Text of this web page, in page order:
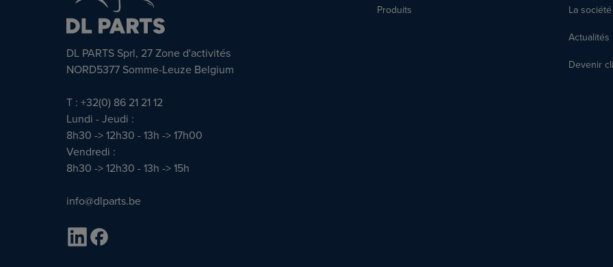
DL PARTS Sprl, 27 Zone d'activités
NORD5377 Somme-Leuze Belgium
T : +32(0) 86 21 21 12
Lundi - Jeudi :
8h30 -> 12h30 - 13h -> 17h00
Vendredi :
8h30 -> 12h30 - 13h -> 15h
info@dlparts.be
Produits
La société
Actualités
Devenir